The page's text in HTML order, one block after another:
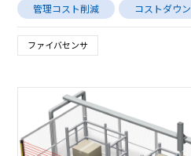
管理コスト削減 コストダウン
ファイバセンサ